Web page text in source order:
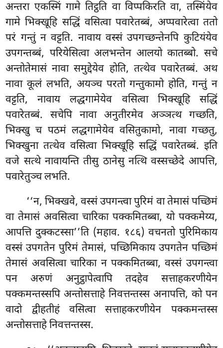
अन्तरा एकस्मिं गामे तिट्ठति वा विप्पकिरति वा, तस्मिंयेव
गामे भिक्खूहि सद्धिं वसित्वा पवारेतब्बं, अप्पवारेत्वा ततो
परं गन्तुं न वट्टति. नावाय वस्सं उपगच्छन्तेनपि कुटियंयेव
उपगन्तब्बं, परियेसित्वा अलभन्तेन आलयो कातब्बो. सचे
अन्तोतेमासं नावा समुद्देयेव होति, तत्थेव पवारेतब्बं. अथ
नावा कूलं लभति, अयञ्च परतो गन्तुकामो होति, गन्तुं न
वट्टति, नावाय लद्धगामेयेव वसित्वा भिक्खूहि सद्धिं
पवारेतब्बं. सचेपि नावा अनुतीरमेव अञ्ञत्थ गच्छति,
भिक्खु च पठमं लद्धगामेयेव वसितुकामो, नावा गच्छतु,
भिक्खुना तत्थेव वसित्वा भिक्खूहि सद्धिं पवारेतब्बं. इति
वजे सत्थे नावायन्ति तीसु ठानेसु नत्थि वस्सच्छेदे आपत्ति,
पवारेतुञ्च लभति.
‘‘न, भिक्खवे, वस्सं उपगन्त्वा पुरिमं वा तेमासं पच्छिमं
वा तेमासं अवसित्वा चारिका पक्कमितब्बा, यो पक्कमेय्य,
आपत्ति दुक्कटस्सा’’ति (महाव. १८६) वचनतो पुरिमिकाय
वस्सं उपगतेन पुरिमं तेमासं, पच्छिमिकाय उपगतेन पच्छिमं
तेमासं अवसित्वा चारिका न पक्कमितब्बा, वस्सं उपगन्त्वा
पन अरुणं अनुट्ठापेत्वापि तदहेव सत्ताहकरणीयेन
पक्कमन्तस्सपि अन्तोसत्ताहे निवत्तन्तस्स अनापत्ति, को पन
वादो द्वीहतीहं वसित्वा सत्ताहकरणीयेन पक्कमन्तस्स
अन्तोसत्ताहे निवत्तन्तस्स.